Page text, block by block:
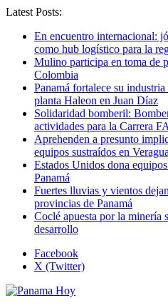
Latest Posts:
En encuentro internacional:
como hub logístico para la
Mulino participa en toma de
Colombia
Panamá fortalece su
planta Haleon en Juan Díaz
Solidaridad bomberil:
actividades para la Carrera
Aprehenden a presunto
equipos sustraídos en
Estados Unidos dona
Panamá
Fuertes lluvias y vientos
provincias de Panamá
Coclé apuesta por la minería
desarrollo
Facebook
X (Twitter)